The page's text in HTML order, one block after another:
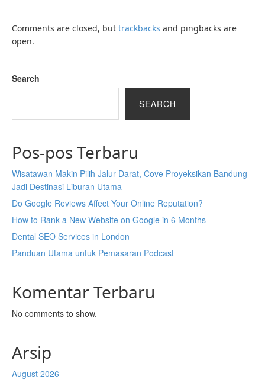
Comments are closed, but trackbacks and pingbacks are
open.
Search
SEARCH
Pos-pos Terbaru
Wisatawan Makin Pilih Jalur Darat, Cove Proyeksikan Bandung
Jadi Destinasi Liburan Utama
Do Google Reviews Affect Your Online Reputation?
How to Rank a New Website on Google in 6 Months
Dental SEO Services in London
Panduan Utama untuk Pemasaran Podcast
Komentar Terbaru
No comments to show.
Arsip
August 2026